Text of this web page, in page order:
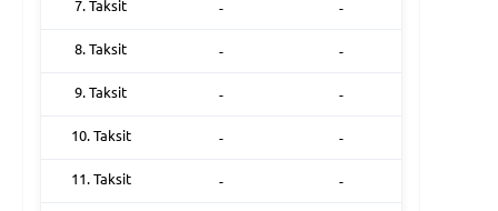
7. Taksit - -
8. Taksit - -
9. Taksit - -
10. Taksit - -
11. Taksit - -